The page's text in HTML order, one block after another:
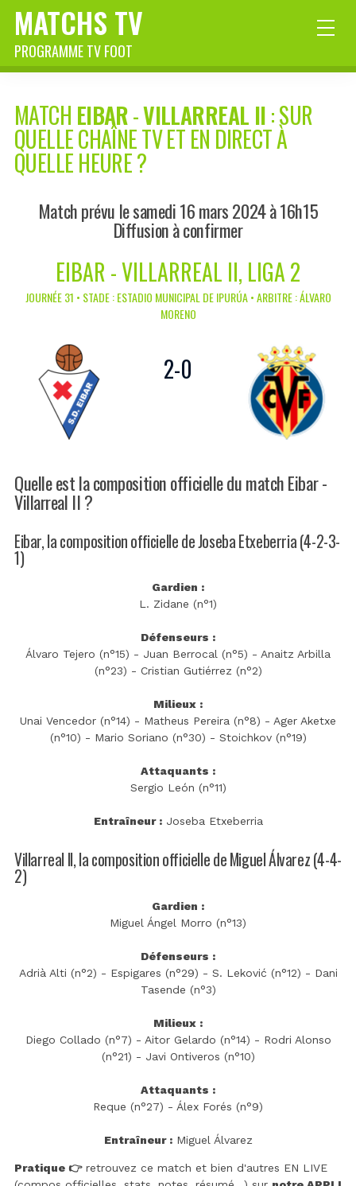
MATCHS TV
PROGRAMME TV FOOT
MATCH EIBAR-VILLARREAL II: SUR
QUELLE CHAÎNE TV ET EN DIRECT À
QUELLE HEURE ?
Match prévu le samedi 16 mars 2024 à 16h15
Diffusion à confirmer
EIBAR - VILLARREAL II, LIGA 2
JOURNÉE 31 • STADE : ESTADIO MUNICIPAL DE IPURÚA • ARBITRE : ÁLVARO
MORENO
2-0
Quelle est la composition officielle du match Eibar -
Villarreal II ?
Eibar, la composition officielle de Joseba Etxeberria (4-2-3-
1)
Gardien :
L. Zidane (n°1)
Défenseurs :
Álvaro Tejero (n°15) - Juan Berrocal (n°5) - Anaitz Arbilla
(n°23) - Cristian Gutiérrez (n°2)
Milieux :
Unai Vencedor (n°14) - Matheus Pereira (n°8) - Ager Aketxe
(n°10) - Mario Soriano (n°30) - Stoichkov (n°19)
Attaquants :
Sergio León (n°11)
Entraîneur :Joseba Etxeberria
Villarreal II, la composition officielle de Miguel Álvarez (4-4-
2)
Gardien :
Miguel Ángel Morro (n°13)
Défenseurs :
Adrià Alti (n°2) - Espigares (n°29) - S. Leković (n°12) - Dani
Tasende (n°3)
Milieux :
Diego Collado (n°7) - Aitor Gelardo (n°14) - Rodri Alonso
(n°21) - Javi Ontiveros (n°10)
Attaquants :
Reque (n°27) - Álex Forés (n°9)
Entraîneur :Miguel Álvarez
Pratique 👉retrouvez ce match et bien d'autres EN LIVE